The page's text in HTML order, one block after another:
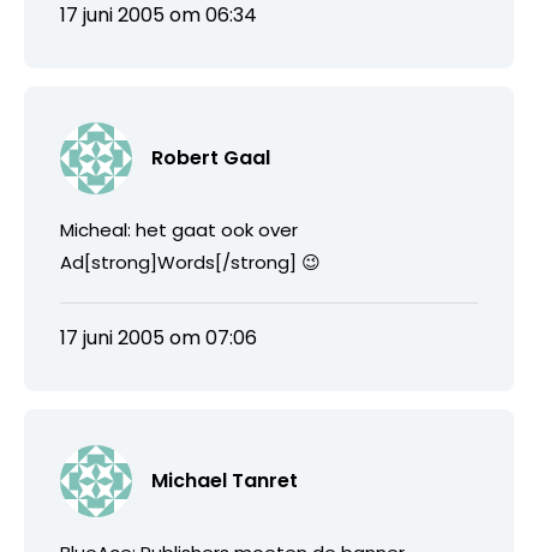
17 juni 2005 om 06:34
Robert Gaal
Micheal: het gaat ook over
Ad[strong]Words[/strong] 😉
17 juni 2005 om 07:06
Michael Tanret